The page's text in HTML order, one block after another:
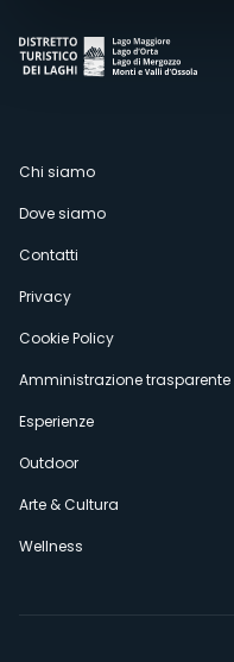
Menù
secondario
Chi siamo
Dove siamo
Contatti
Privacy
Cookie Policy
Amministrazione trasparente
Esperienze
Outdoor
Arte & Cultura
Wellness